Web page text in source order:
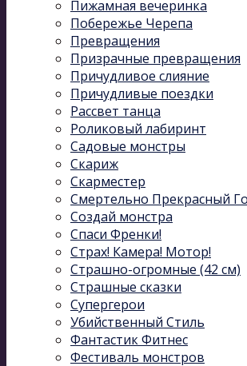
Пижамная вечеринка
Побережье Черепа
Превращения
Призрачные превращения
Причудливое слияние
Причудливые поездки
Рассвет танца
Роликовый лабиринт
Садовые монстры
Скариж
Скарместер
Смертельно Прекрасный
Создай монстра
Спаси Френки!
Страх! Камера! Мотор!
Страшно-огромные (42 см)
Страшные сказки
Супергерои
Убийственный Стиль
Фантастик Фитнес
Фестиваль монстров